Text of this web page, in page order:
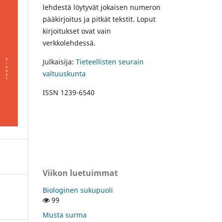
lehdestä löytyvät jokaisen numeron
pääkirjoitus ja pitkät tekstit. Loput
kirjoitukset ovat vain
verkkolehdessä.
Julkaisija: Tieteellisten seurain
valtuuskunta
ISSN 1239-6540
Viikon luetuimmat
Biologinen sukupuoli
99
Musta surma